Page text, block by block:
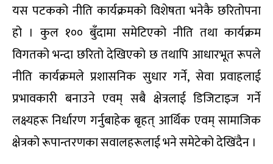
यस पटकको नीति कार्यक्रमको विशेषता भनेकै छरितोपना
हो । कुल १०० बुँदामा समेटिएको नीति तथा कार्यक्रम
विगतको भन्दा छरितो देखिएको छ तथापि आधारभूत रूपले
नीति कार्यक्रमले प्रशासनिक सुधार गर्ने, सेवा प्रवाहलाई
प्रभावकारी बनाउने एवम् सबै क्षेत्रलाई डिजिटाइज गर्ने
लक्ष्यहरू निर्धारण गर्नुबाहेक बृहत् आर्थिक एवम् सामाजिक
क्षेत्रको रूपान्तरणका सवालहरूलाई भने समेटेको देखिंदैन ।